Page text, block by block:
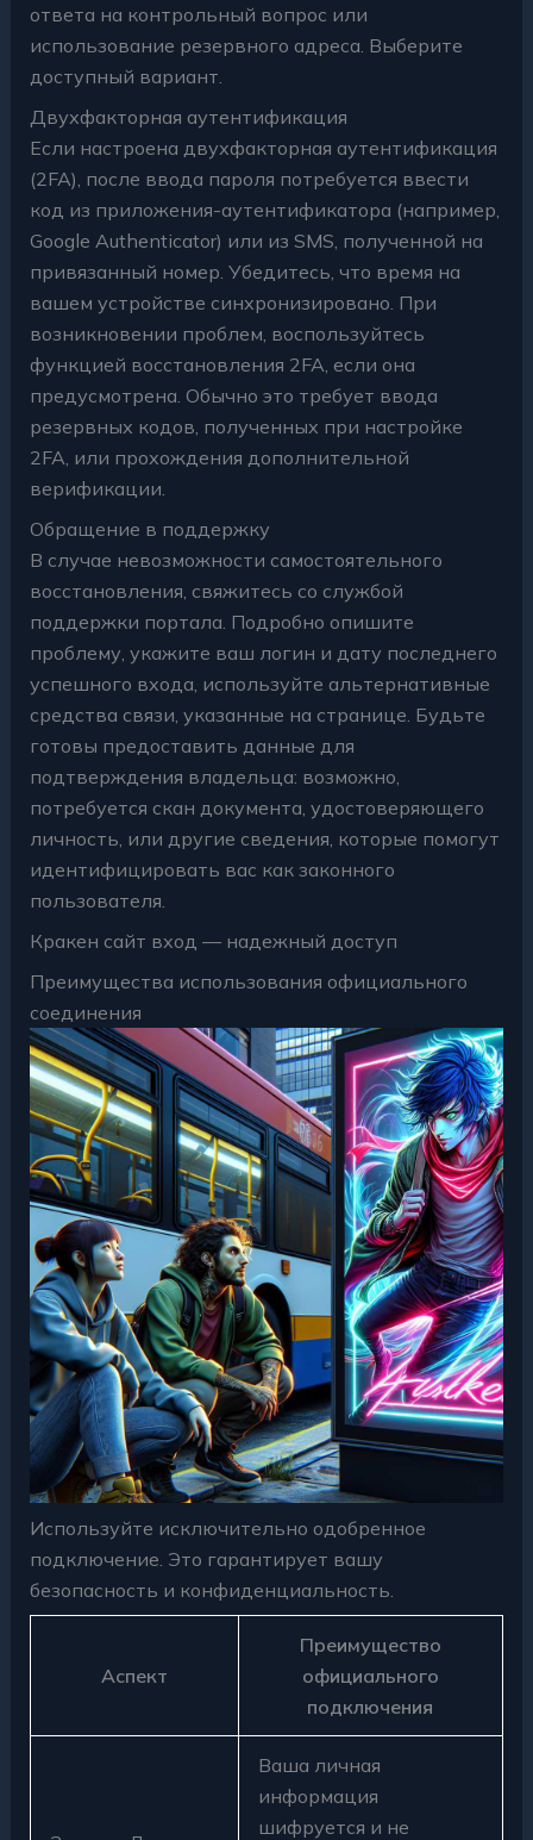
ответа на контрольный вопрос или
использование резервного адреса. Выберите
доступный вариант.
Двухфакторная аутентификация
Если настроена двухфакторная аутентификация
(2FA), после ввода пароля потребуется ввести
код из приложения-аутентификатора (например,
Google Authenticator) или из SMS, полученной на
привязанный номер. Убедитесь, что время на
вашем устройстве синхронизировано. При
возникновении проблем, воспользуйтесь
функцией восстановления 2FA, если она
предусмотрена. Обычно это требует ввода
резервных кодов, полученных при настройке
2FA, или прохождения дополнительной
верификации.
Обращение в поддержку
В случае невозможности самостоятельного
восстановления, свяжитесь со службой
поддержки портала. Подробно опишите
проблему, укажите ваш логин и дату последнего
успешного входа, используйте альтернативные
средства связи, указанные на странице. Будьте
готовы предоставить данные для
подтверждения владельца: возможно,
потребуется скан документа, удостоверяющего
личность, или другие сведения, которые помогут
идентифицировать вас как законного
пользователя.
Кракен сайт вход — надежный доступ
Преимущества использования официального
соединения
Используйте исключительно одобренное
подключение. Это гарантирует вашу
безопасность и конфиденциальность.
Аспект
Преимущество
официального
подключения
Ваша личная
информация
шифруется и не